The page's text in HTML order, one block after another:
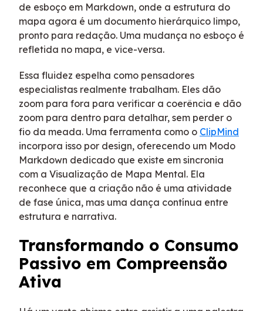
de esboço em Markdown, onde a estrutura do
mapa agora é um documento hierárquico limpo,
pronto para redação. Uma mudança no esboço é
refletida no mapa, e vice-versa.
Essa fluidez espelha como pensadores
especialistas realmente trabalham. Eles dão
zoom para fora para verificar a coerência e dão
zoom para dentro para detalhar, sem perder o
fio da meada. Uma ferramenta como o ClipMind
incorpora isso por design, oferecendo um Modo
Markdown dedicado que existe em sincronia
com a Visualização de Mapa Mental. Ela
reconhece que a criação não é uma atividade
de fase única, mas uma dança contínua entre
estrutura e narrativa.
Transformando o Consumo
Passivo em Compreensão
Ativa